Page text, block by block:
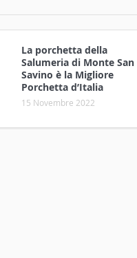
La porchetta della
Salumeria di Monte San
Savino è la Migliore
Porchetta d’Italia
15 Novembre 2022